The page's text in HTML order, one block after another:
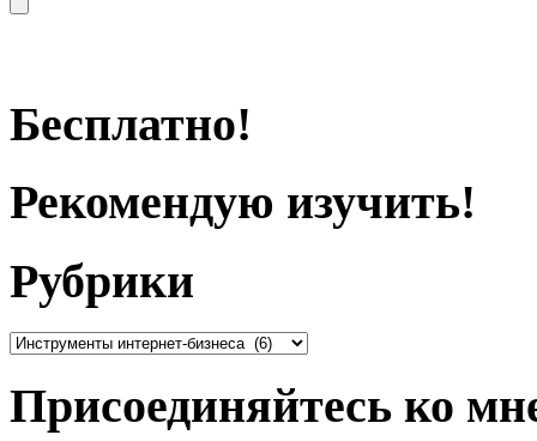
Бесплатно!
Рекомендую изучить!
Рубрики
Присоединяйтесь ко